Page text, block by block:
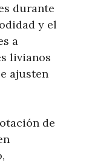
durante
y el
a
livianos
ajusten
de